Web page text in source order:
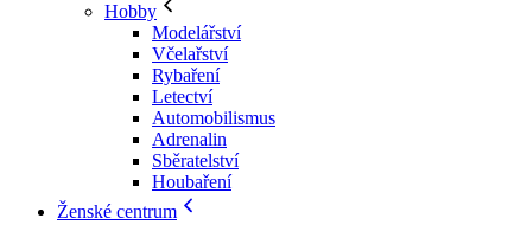
Hobby
Modelářství
Včelařství
Rybaření
Letectví
Automobilismus
Adrenalin
Sběratelství
Houbaření
Ženské centrum